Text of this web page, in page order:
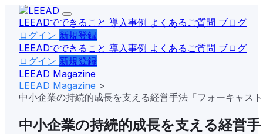
LEEADでできること 導入事例 よくあるご質問 ブログ
ログイン 新規登録
LEEADでできること 導入事例 よくあるご質問 ブログ
ログイン 新規登録
LEEAD Magazine
LEEAD Magazine >
中小企業の持続的成長を支える経営手法「フォーキャス
中小企業の持続的成長を支える経営手